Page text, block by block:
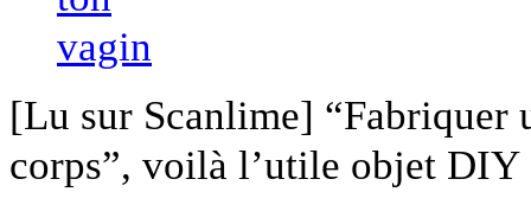
[Lu sur Scanlime] “Fabriquer
corps”, voilà l’utile objet